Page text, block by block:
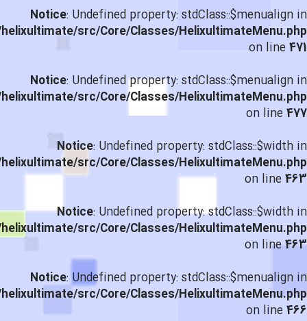
Notice: Undefined property: stdClass::$menualign in
src/Core/Classes/HelixultimateMenu.php
on line471
Notice: Undefined property: stdClass::$menualign in
src/Core/Classes/HelixultimateMenu.php
on line477
Notice: Undefined property: stdClass::$width in
src/Core/Classes/HelixultimateMenu.php
on line463
Notice: Undefined property: stdClass::$width in
src/Core/Classes/HelixultimateMenu.php
on line463
Notice: Undefined property: stdClass::$menualign in
src/Core/Classes/HelixultimateMenu.php
on line466